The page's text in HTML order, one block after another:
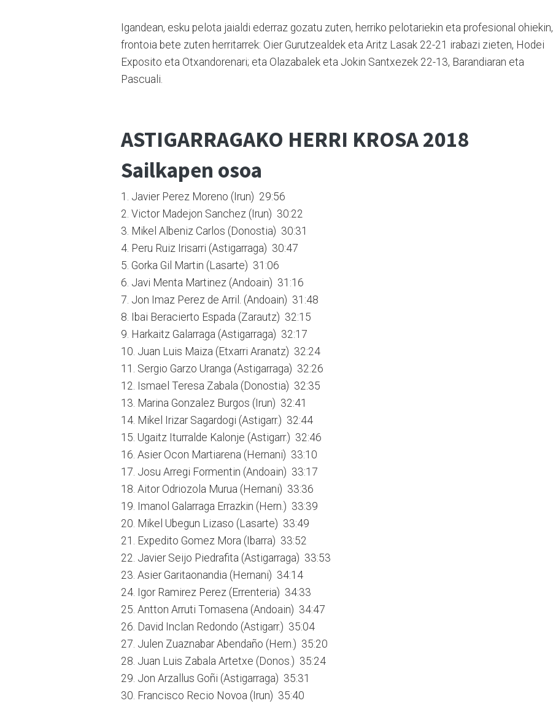
Igandean, esku pe­lo­ta ja­ial­di ederraz gozatu zu­ten, he­rri­ko pelotariekin eta profe­sio­nal ohiekin,
fron­toia bete zuten herritarrek: Oier Gurutzeal­dek eta Aritz La­sak 22-21 irabazi zi­e­ten, Hodei
Exposito eta Otxan­­dorenari; eta Olazabalek eta Jokin San­txezek 22-13, Baran­diaran eta
Pascuali.
ASTIGARRAGAKO HERRI KROSA 2018
Sailkapen osoa
1. Javier Perez Moreno (Irun) 29:56
2. Victor Madejon Sanchez (Irun) 30:22
3. Mikel Albeniz Carlos (Donostia) 30:31
4. Peru Ruiz Irisarri (Astigarraga) 30:47
5. Gorka Gil Martin (Lasarte) 31:06
6. Javi Menta Martinez (Andoain) 31:16
7. Jon Imaz Perez de Arril. (Andoain) 31:48
8. Ibai Beracierto Espada (Zarautz) 32:15
9. Harkaitz Galarraga (Astigarraga) 32:17
10. Juan Luis Maiza (Etxarri Aranatz) 32:24
11. Sergio Garzo Uranga (Astigarraga) 32:26
12. Ismael Teresa Zabala (Donostia) 32:35
13. Marina Gonzalez Burgos (Irun) 32:41
14. Mikel Irizar Sagardogi (Astigarr.) 32:44
15. Ugaitz Iturralde Kalonje (Astigarr.) 32:46
16. Asier Ocon Martiarena (Hernani) 33:10
17. Josu Arregi Formentin (Andoain) 33:17
18. Aitor Odriozola Murua (Hernani) 33:36
19. Imanol Galarraga Errazkin (Hern.) 33:39
20. Mikel Ubegun Lizaso (Lasarte) 33:49
21. Expedito Gomez Mora (Ibarra) 33:52
22. Javier Seijo Piedrafita (Astigarraga) 33:53
23. Asier Garitaonandia (Hernani) 34:14
24. Igor Ramirez Perez (Errenteria) 34:33
25. Antton Arruti Tomasena (Andoain) 34:47
26. David Inclan Redondo (Astigarr.) 35:04
27. Julen Zuaznabar Abendaño (Hern.) 35:20
28. Juan Luis Zabala Artetxe (Donos.) 35:24
29. Jon Arzallus Goñi (Astigarraga) 35:31
30. Francisco Recio Novoa (Irun) 35:40